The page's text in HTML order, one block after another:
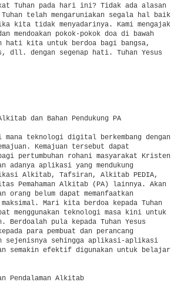
Tuhan pada hari ini? Tidak ada alasan
telah mengaruniakan segala hal baik
kita tidak menyadarinya. Kami mengajak
mendoakan pokok-pokok doa di bawah
hati kita untuk berdoa bagi bangsa,
dll. dengan segenap hati. Tuhan Yesus
dan Bahan Pendukung PA
teknologi digital berkembang dengan
Kemajuan tersebut dapat
pertumbuhan rohani masyarakat Kristen
aplikasi yang mendukung
Alkitab, Tafsiran, Alkitab PEDIA,
Pemahaman Alkitab (PA) lainnya. Akan
belum dapat memanfaatkan
Mari kita berdoa kepada Tuhan
menggunakan teknologi masa kini untuk
Berdoalah pula kepada Tuhan Yesus
para pembuat dan perancang
sehingga aplikasi-aplikasi
semakin efektif digunakan untuk belajar
Pendalaman Alkitab